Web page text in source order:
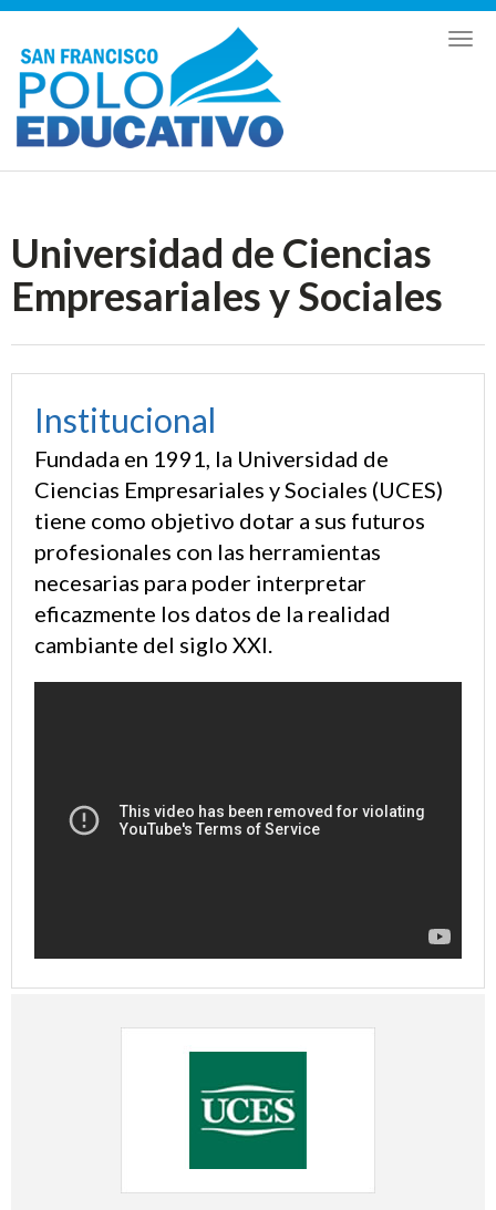
Toggle
Universidad de Ciencias
Empresariales y Sociales
Institucional
Fundada en 1991, la Universidad de
Ciencias Empresariales y Sociales (UCES)
tiene como objetivo dotar a sus futuros
profesionales con las herramientas
necesarias para poder interpretar
eficazmente los datos de la realidad
cambiante del siglo XXI.